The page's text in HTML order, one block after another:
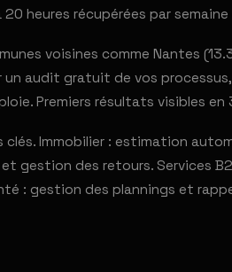
heures récupérées par
voisines comme Nantes
un audit gratuit de vos
Premiers résultats visibles en
Immobilier : estimation
gestion des retours. Services
: gestion des plannings et